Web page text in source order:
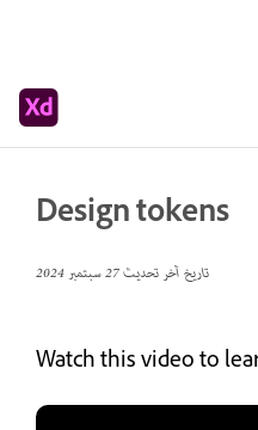
Design tokens
تاريخ آخر تحديث27 سبتمبر 2024
Watch this video to